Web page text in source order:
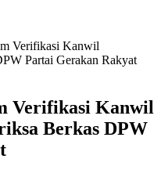
Verifikasi Kanwil
Partai Gerakan Rakyat
Verifikasi Kanwil
Berkas DPW